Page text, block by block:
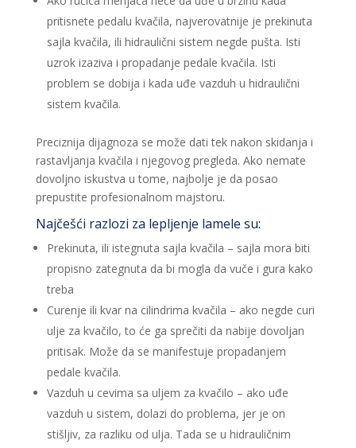
pritisnete pedalu kvačila, najverovatnije je prekinuta
sajla kvačila, ili hidraulični sistem negde pušta. Isti
uzrok izaziva i propadanje pedale kvačila. Isti
problem se dobija i kada uđe vazduh u hidraulični
sistem kvačila.
Preciznija dijagnoza se može dati tek nakon skidanja i
rastavljanja kvačila i njegovog pregleda. Ako nemate
dovoljno iskustva u tome, najbolje je da posao
prepustite profesionalnom majstoru.
Najčešći razlozi za lepljenje lamele su:
Prekinuta, ili istegnuta sajla kvačila – sajla mora biti
propisno zategnuta da bi mogla da vuče i gura kako
treba
Curenje ili kvar na cilindrima kvačila – ako negde curi
ulje za kvačilo, to će ga sprečiti da nabije dovoljan
pritisak. Može da se manifestuje propadanjem
pedale kvačila.
Vazduh u cevima sa uljem za kvačilo – ako uđe
vazduh u sistem, dolazi do problema, jer je on
stišljiv, za razliku od ulja. Tada se u hidrauličnim